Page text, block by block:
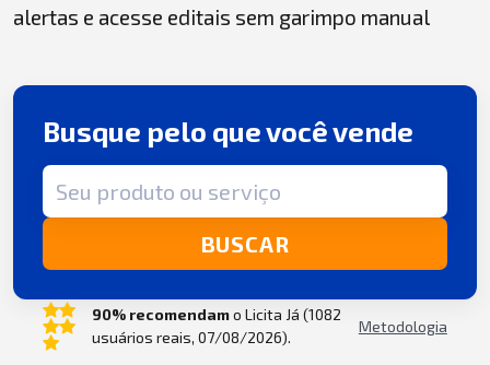
alertas e acesse editais sem garimpo manual
Busque pelo que você vende
Termo de busca
BUSCAR
90% recomendamo Licita Já (1082
usuários reais, 07/08/2026).
Metodologia